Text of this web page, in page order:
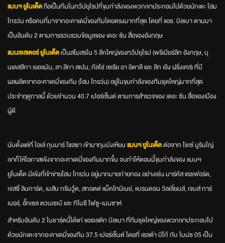
แมนฯ ยูไนเต็ดถือเป็นทีมในทวีปยุโรปที่ขุมกำลังของพวกเขาประกอบไปด้วยนักเตะ โฮม
โกรว์น หรือคนที่มาจากอะคาเดมี่ของทีมโดยตรงมากที่สุด โดยที่ แอธ. บิลเบา ตามมา
เป็นอันดับ 2 ตามการรวบรวมข้อมูลของ เดอะ ซัน สื่อของอังกฤษ
แมนเชสเตอร์ ยูไนเต็ดเป็นสโมสรใน 5 ลีกใหญ่ของทวีปยุโรป (พรีเมียร์ลีก อังกฤษ, บุ
นเดสลีกา เยอรมัน, ลา ลีกา สเปน, กัลโช่ เซเรีย อา อิตาลี และ ลีก เอิง ฝรั่งเศส) ที่มี
ผลผลิตจากอะคาเดมี่ของทีม (โฮม โกรว์น) อยู่ในขุมกำลังของทีมชุดใหญ่มากที่สุด
ประจำฤดูกาลนี้ ด้วยจำนวน 40.7 เปอร์เซ็นต์ ตามการสำรวจของ เดอะ ซัน สื่อของเมือง
ผู้ดี
นับตั้งแต่ที่ โอเล่ กุนนาร์ โซลชา เข้ามากุมบังเหียนแมนฯ ยูไนเต็ดต่อจาก โชเซ่ มูรินโญ่
เขาก็ให้โอกาสแข้งจากอะคาเดมี่ของทีมมากขึ้น จนทำให้ตอนนี้ขุมกำลังของ แมนฯ
ยูไนเต็ด มีแข้งที่เข้าข่ายโฮม โกรว์น อยู่มากมายก่ายกอง อย่างเช่น มาร์คัส แรชฟอร์ด,
เจสซี่ ลินการ์ด, เมสัน กรีนวู้ด, สกอตต์ แม็คโทมิเนย์, แบรนดอน วิลเลี่ยมส์, เจมส์ การ์
เนอร์, อั๊กเซล ตวนเซเบ้ และ ทิโมธี โฟซู-เมนซาห์
สำหรับอันดับ 2 ในชาร์ตนี้ได้แก่ แอธเลติก บิลเบา ที่ทีมชุดใหญ่ของพวกเขาประกอบไป
ด้วยนักเตะจากอะคาเดมี่ของทีม 37.5 เปอร์เซ็นต์ โดยที่ เซลต้า บีโก้ กับ ไมน์ซ 05 เป็น